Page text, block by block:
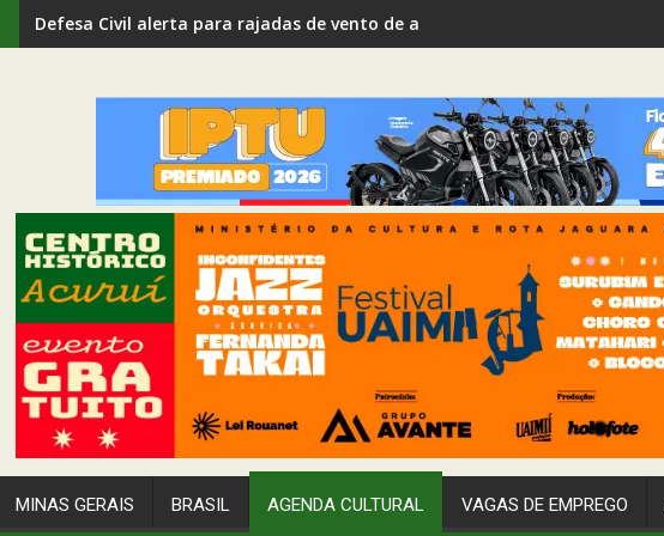
Defesa Civil alerta para rajadas de vento de até 80 km/h em Itabirito
MINAS GERAIS BRASIL AGENDA CULTURAL VAGAS DE EMPREGO